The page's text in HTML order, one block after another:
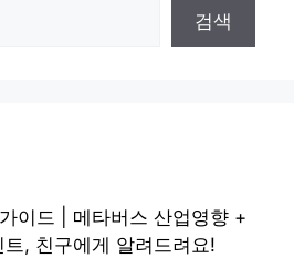
검색
이드 | 메타버스 산업영향 +
, 친구에게 알려드려요!